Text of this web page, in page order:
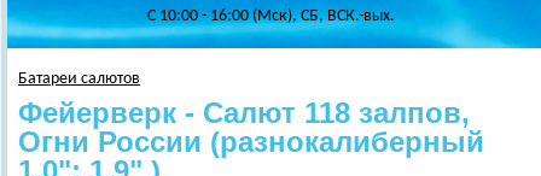
C 10:00 - 16:00 (Мск), СБ, ВСК.-вых.
Батареи салютов
Фейерверк - Салют 118 залпов,
Огни России (разнокалиберный